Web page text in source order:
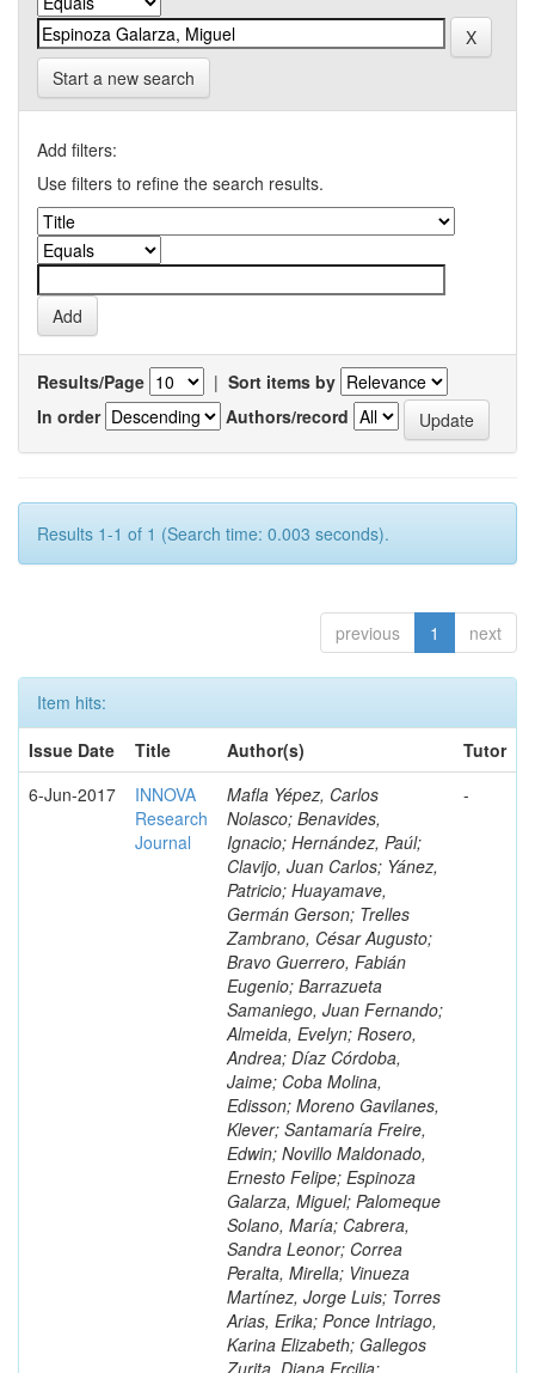
Start a new search
Add filters:
Use filters to refine the search results.
Results/Page | Sort items by
In order
Authors/record
Results 1-1 of 1 (Search time: 0.003 seconds).
previous 1 next
Item hits:
Issue Date
Title Author(s)
Tutor
6-Jun-2017
INNOVA
Research
Journal
Mafla Yépez, Carlos
Nolasco; Benavides,
Ignacio; Hernández, Paúl;
Clavijo, Juan Carlos; Yánez,
Patricio; Huayamave,
Germán Gerson; Trelles
Zambrano, César Augusto;
Bravo Guerrero, Fabián
Eugenio; Barrazueta
Samaniego, Juan Fernando;
Almeida, Evelyn; Rosero,
Andrea; Díaz Córdoba,
Jaime; Coba Molina,
Edisson; Moreno Gavilanes,
Klever; Santamaría Freire,
Edwin; Novillo Maldonado,
Ernesto Felipe; Espinoza
Galarza, Miguel; Palomeque
Solano, María; Cabrera,
Sandra Leonor; Correa
Peralta, Mirella; Vinueza
Martínez, Jorge Luis; Torres
Arias, Erika; Ponce Intriago,
Karina Elizabeth; Gallegos
Zurita, Diana Ercilia;
-